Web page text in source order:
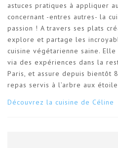
astuces pratiques à appliquer
concernant -entres autres- la
passion ! A travers ses plats
explore et partage les
cuisine végétarienne saine. Elle
via des expériences dans la
Paris, et assure depuis bientôt
repas servis à l’arbre aux
Découvrez la cuisine de Céline